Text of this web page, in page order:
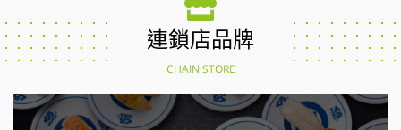
連鎖店品牌
CHAIN STORE